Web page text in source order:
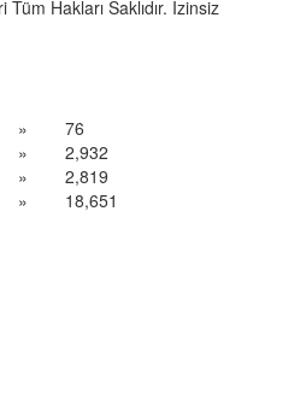
Hakları Saklıdır. İzinsiz
»
76
»
2,932
»
2,819
» 18,651